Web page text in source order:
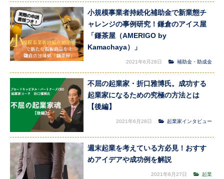
小規模事業者持続化補助金で新業態チ
ャレンジの事例研究！鎌倉のアイス屋
「鎌茶屋（AMERIGO by
Kamachaya）」
2021年6月28日 補助金・助成金
不屈の起業家・折口雅博氏。成功する
起業家になるための究極の方法とは
【後編】
2021年6月28日 起業家インタビュー
週末起業を考えている方必見！おすす
めアイデアや成功例を解説
2021年6月27日 起業